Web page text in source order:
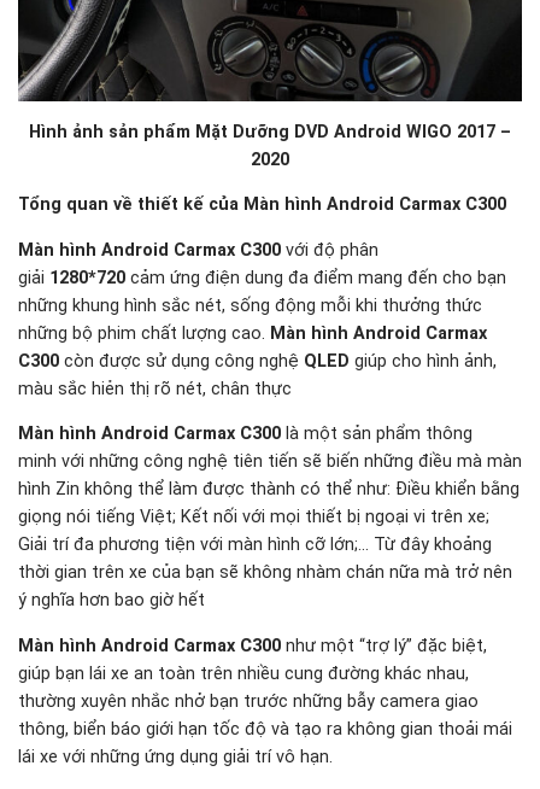
Hình ảnh sản phẩm Mặt Dưỡng DVD Android WIGO 2017 –
2020
Tổng quan về thiết kế của Màn hình Android Carmax C300
Màn hình Android Carmax C300 với độ phân
giải 1280*720 cảm ứng điện dung đa điểm mang đến cho bạn
những khung hình sắc nét, sống động mỗi khi thưởng thức
những bộ phim chất lượng cao. Màn hình Android Carmax
C300 còn được sử dụng công nghệ QLED giúp cho hình ảnh,
màu sắc hiẻn thị rõ nét, chân thực
Màn hình Android Carmax C300 là một sản phẩm thông
minh với những công nghệ tiên tiến sẽ biến những điều mà màn
hình Zin không thể làm được thành có thể như: Điều khiển bằng
giọng nói tiếng Việt; Kết nối với mọi thiết bị ngoại vi trên xe;
Giải trí đa phương tiện với màn hình cỡ lớn;… Từ đây khoảng
thời gian trên xe của bạn sẽ không nhàm chán nữa mà trở nên
ý nghĩa hơn bao giờ hết
Màn hình Android Carmax C300 như một “trợ lý” đặc biệt,
giúp bạn lái xe an toàn trên nhiều cung đường khác nhau,
thường xuyên nhắc nhở bạn trước những bẫy camera giao
thông, biển báo giới hạn tốc độ và tạo ra không gian thoải mái
lái xe với những ứng dụng giải trí vô hạn.